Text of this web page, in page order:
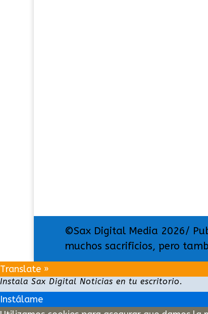
©Sax Digital Media 2026/
muchos sacrificios, pero
Translate »
Instala Sax Digital Noticias en tu escritorio.
Instálame